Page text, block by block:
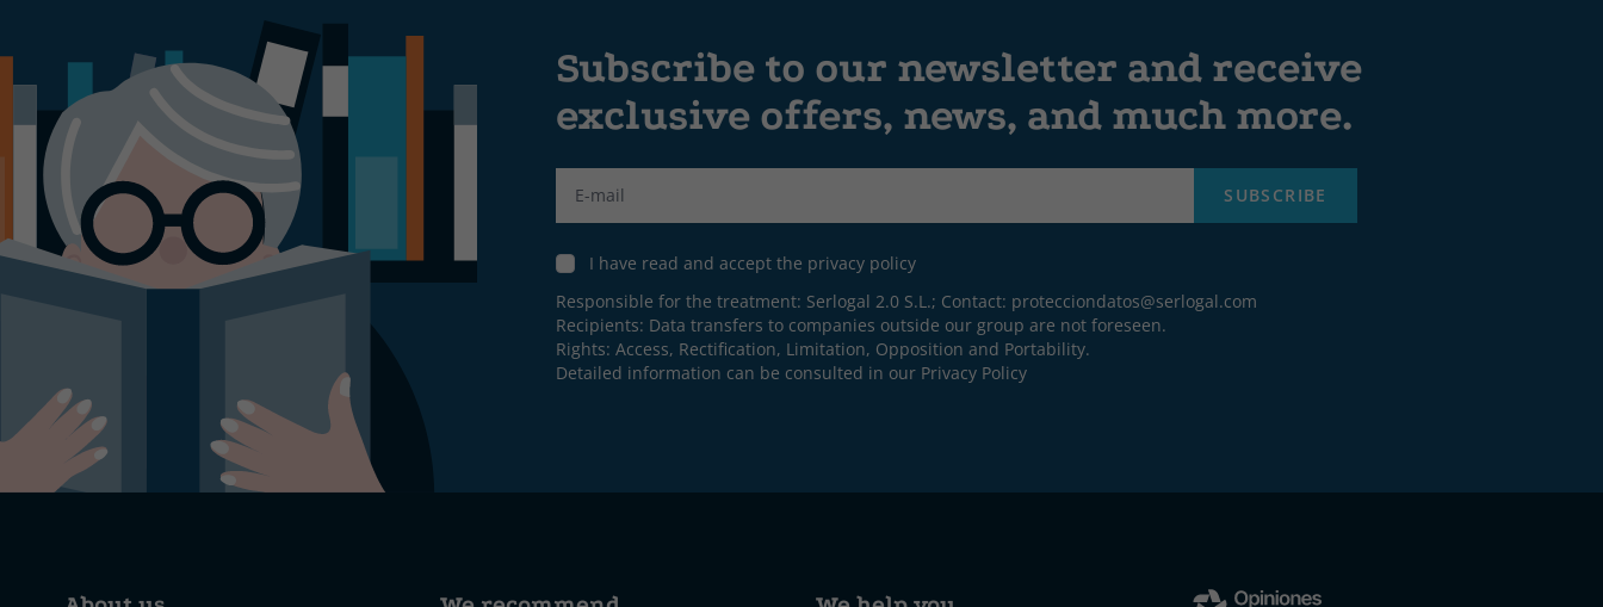
Subscribe to our newsletter and receive
exclusive offers, news, and much more.
SUBSCRIBE
I have read and accept the privacy policy
Responsible for the treatment: Serlogal 2.0 S.L.; Contact: protecciondatos@serlogal.com
Recipients: Data transfers to companies outside our group are not foreseen.
Rights: Access, Rectification, Limitation, Opposition and Portability.
Detailed information can be consulted in our Privacy Policy